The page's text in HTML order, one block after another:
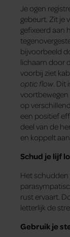
Je ogen
gebeurt. Zit je
gefixeerd aan
bijvoorbeeld
lichaam door
voorbij ziet
optic flow .
voortbewegen
op
een positief
deel van de
en koppelt
Schud je lijf
Het schudden
rust ervaart.
letterlijk de
Gebruik je